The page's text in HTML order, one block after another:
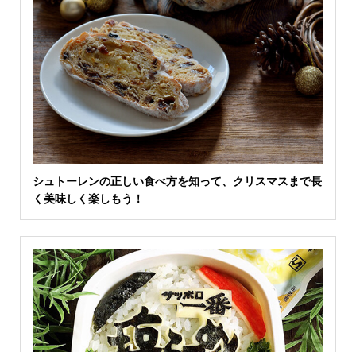
シュトーレンの正しい食べ方を知って、クリスマスまで長
く美味しく楽しもう！